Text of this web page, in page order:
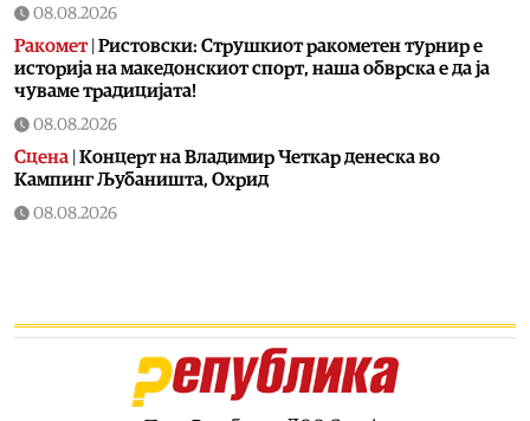
08.08.2026
Ракомет| Ристовски: Струшкиот ракометен турнир е
историја на македонскиот спорт, наша обврска е да ја
чуваме традицијата!
08.08.2026
Сцена Концерт на Владимир Четкар денеска во
Кампинг Љубаништа, Охрид
08.08.2026
Музика|ЛАБОРАТОРИУМ го започнува проектот
„ЛИФТ“ со бесплатни музички работилници за теремин